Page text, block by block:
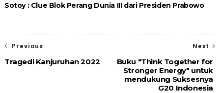
Sotoy : Clue Blok Perang Dunia III dari Presiden Prabowo
Next
Buku "Think Together for
Stronger Energy" untuk
mendukung Suksesnya
G20 Indonesia
Previous
Tragedi Kanjuruhan 2022